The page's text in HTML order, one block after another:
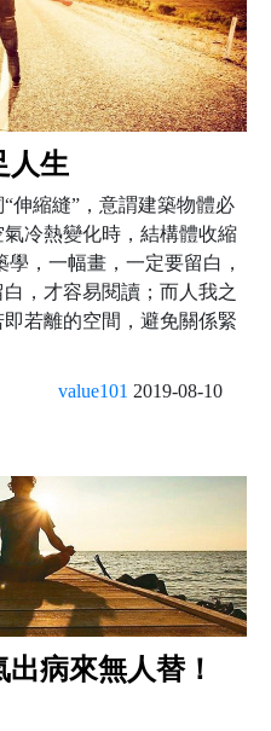
人生
伸縮縫”，意謂建築物體必
冷熱變化時，結構體收縮
，一幅畫，一定要留白，
，才容易閱讀；而人我之
若離的空間，避免關係緊
value101 2019-08-10
病來無人替！